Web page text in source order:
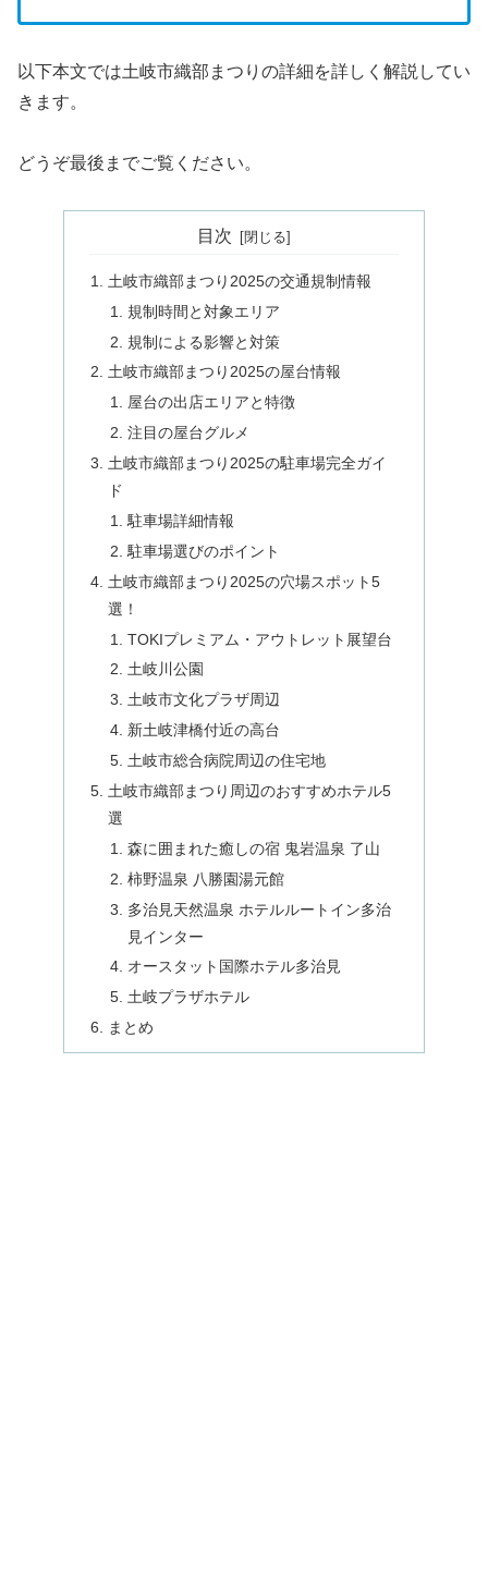
以下本文では土岐市織部まつりの詳細を詳しく解説してい
きます。
どうぞ最後までご覧ください。
目次
土岐市織部まつり2025の交通規制情報
規制時間と対象エリア
規制による影響と対策
土岐市織部まつり2025の屋台情報
屋台の出店エリアと特徴
注目の屋台グルメ
土岐市織部まつり2025の駐車場完全ガイ
ド
駐車場詳細情報
駐車場選びのポイント
土岐市織部まつり2025の穴場スポット5
選！
TOKIプレミアム・アウトレット展望台
土岐川公園
土岐市文化プラザ周辺
新土岐津橋付近の高台
土岐市総合病院周辺の住宅地
土岐市織部まつり周辺のおすすめホテル5
選
森に囲まれた癒しの宿 鬼岩温泉 了山
柿野温泉 八勝園湯元館
多治見天然温泉 ホテルルートイン多治
見インター
オースタット国際ホテル多治見
土岐プラザホテル
まとめ